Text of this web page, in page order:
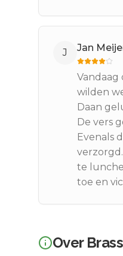
J Jan
wilden
Daan
De vers
Evenals
te
toe en
Over